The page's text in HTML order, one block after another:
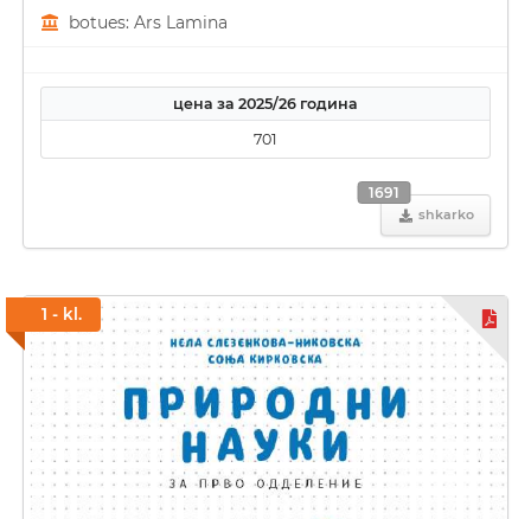
botues: Ars Lamina
цена за 2025/26 година
701
shkarko
1691
1 - kl.